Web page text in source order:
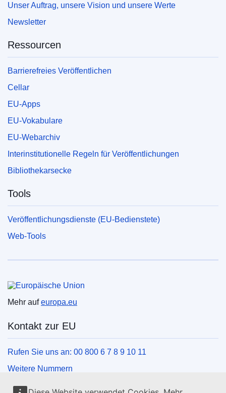
Unser Auftrag, unsere Vision und unsere Werte
Newsletter
Ressourcen
Barrierefreies Veröffentlichen
Cellar
EU-Apps
EU-Vokabulare
EU-Webarchiv
Interinstitutionelle Regeln für Veröffentlichungen
Bibliothekarsecke
Tools
Veröffentlichungsdienste (EU-Bedienstete)
Web-Tools
Mehr aufeuropa.eu
Kontakt zur EU
Rufen Sie uns an: 00 800 6 7 8 9 10 11
Weitere Nummern
Schreiben Sie uns über unser Kontaktformular